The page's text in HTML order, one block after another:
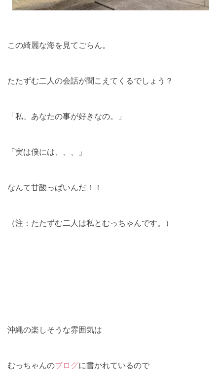
この綺麗な海を見てごらん。
たたずむ二人の会話が聞こえてくるでしょう？
「私、あなたの事が好きなの。」
「実は僕には、、、」
なんて甘酸っぱいんだ！！
（注：たたずむ二人は私とむっちゃんです。）
沖縄の楽しそうな雰囲気は
むっちゃんのブログに書かれているので